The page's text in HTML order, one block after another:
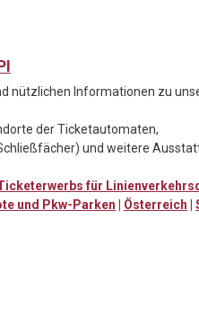
nützlichen Informationen zu
der Ticketautomaten,
und weitere
für
und Pkw-Parken | Österreich |